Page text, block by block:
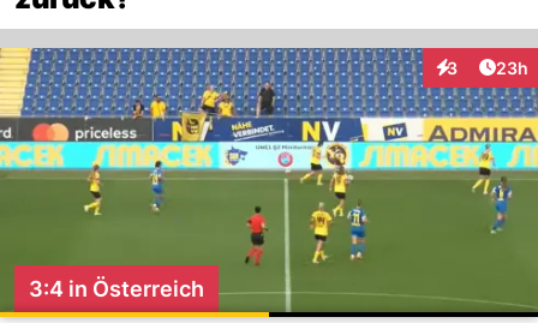
3
Interaktionen
23h
3:4 in Österreich